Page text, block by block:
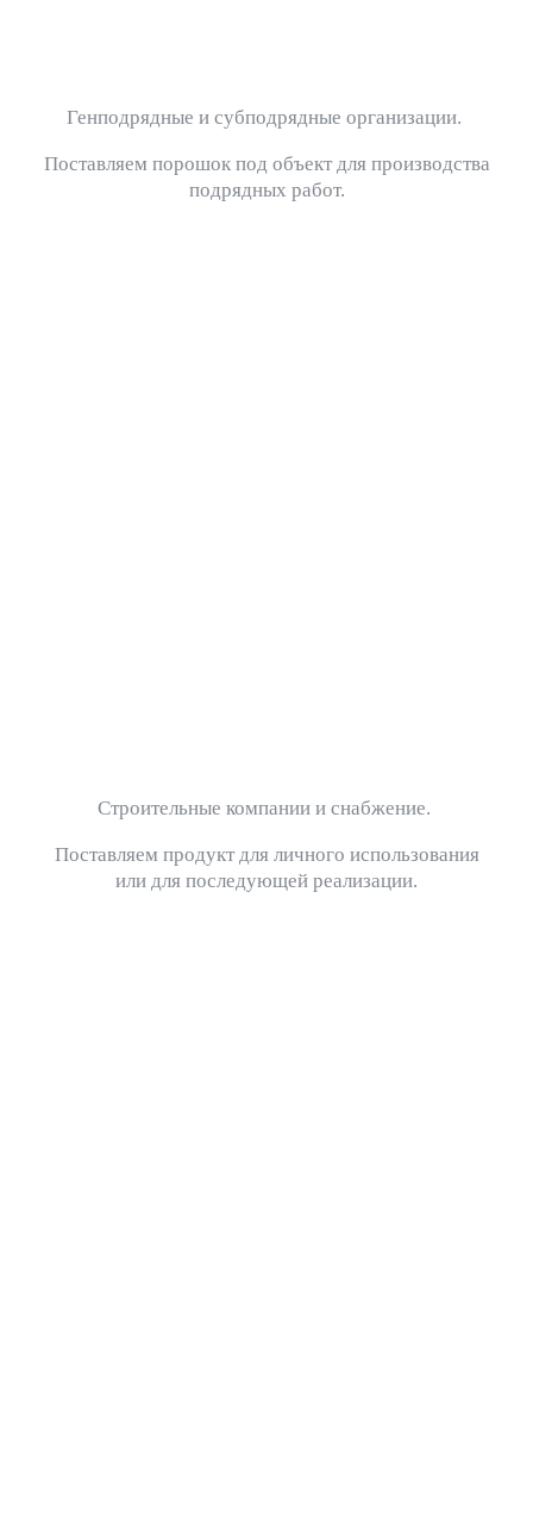
Генподрядные и субподрядные организации.
Поставляем порошок под объект для производства
подрядных работ.
Строительные компании и снабжение.
Поставляем продукт для личного использования
или для последующей реализации.